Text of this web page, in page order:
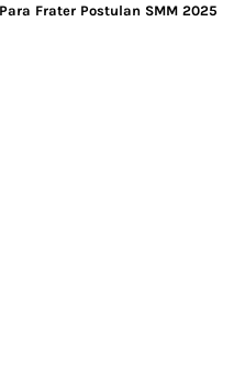
Frater Postulan SMM 2025